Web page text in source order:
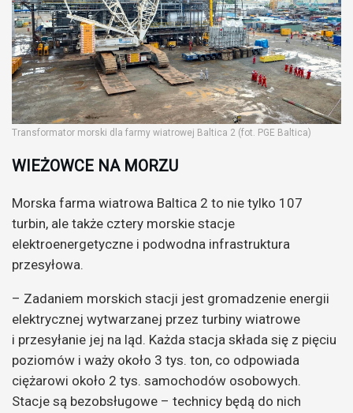
Transformator morski dla farmy wiatrowej Baltica 2 (fot. PGE Baltica)
WIEŻOWCE NA MORZU
Morska farma wiatrowa Baltica 2 to nie tylko 107
turbin, ale także cztery morskie stacje
elektroenergetyczne i podwodna infrastruktura
przesyłowa.
– Zadaniem morskich stacji jest gromadzenie energii
elektrycznej wytwarzanej przez turbiny wiatrowe
i przesyłanie jej na ląd. Każda stacja składa się z pięciu
poziomów i waży około 3 tys. ton, co odpowiada
ciężarowi około 2 tys. samochodów osobowych.
Stacje są bezobsługowe – technicy będą do nich